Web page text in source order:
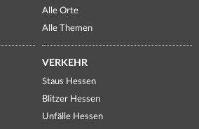
Alle Orte
Alle Themen
VERKEHR
Staus Hessen
Blitzer Hessen
Unfälle Hessen